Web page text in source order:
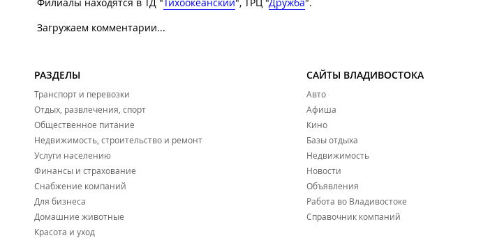
Загружаем комментарии...
РАЗДЕЛЫ
Транспорт и перевозки
Отдых, развлечения, спорт
Общественное питание
Недвижимость, строительство и ремонт
Услуги населению
Финансы и страхование
Снабжение компаний
Для бизнеса
Домашние животные
Красота и уход
САЙТЫ ВЛАДИВОСТОКА
Авто
Афиша
Кино
Базы отдыха
Недвижимость
Новости
Объявления
Работа во Владивостоке
Справочник компаний